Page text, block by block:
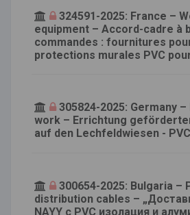
324591-2025: France –
equipment – Accord-cadre à
commandes : fournitures
protections murales PVC
305824-2025: Germany
work – Errichtung
auf den Lechfeldwiesen -
300654-2025: Bulgaria –
distribution cables –
NAYY с PVC изолация и